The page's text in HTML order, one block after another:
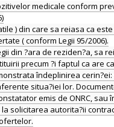
medicale conform
) din care sa reiasa ca
( conform Legii 95/2006).
din ?ara de reziden?a, sa
precum ?i faptul ca are
îndeplinirea cerin?ei:
situa?iei lor.
emis de ONRC, sau
solicitarea autorita?ii